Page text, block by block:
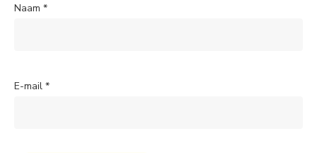
Naam *
E-mail *